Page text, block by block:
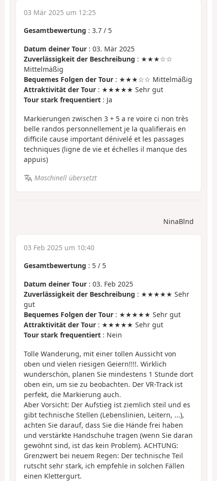
03 Mär 2025 um 12:25
Gesamtbewertung : 3.7 / 5
Datum deiner Tour : 03. Mär 2025
Zuverlässigkeit der Beschreibung : ★★★☆☆
Mittelmäßig
Bequemes Folgen der Tour : ★★★☆☆ Mittelmäßig
Attraktivität der Tour : ★★★★★ Sehr gut
Tour stark frequentiert : Ja
Markierungen zwischen 3 + 5 a re voire ci non très
belle randos personnellement je la qualifierais en
difficile cause important dénivelé et les passages
techniques (ligne de vie et échelles il manque des
appuis)
Maschinell übersetzt
NinaBlnd
03 Feb 2025 um 10:40
Gesamtbewertung : 5 / 5
Datum deiner Tour : 03. Feb 2025
Zuverlässigkeit der Beschreibung : ★★★★★ Sehr
gut
Bequemes Folgen der Tour : ★★★★★ Sehr gut
Attraktivität der Tour : ★★★★★ Sehr gut
Tour stark frequentiert : Nein
Tolle Wanderung, mit einer tollen Aussicht von
oben und vielen riesigen Geiern!!!!. Wirklich
wunderschön, planen Sie mindestens 1 Stunde dort
oben ein, um sie zu beobachten. Der VR-Track ist
perfekt, die Markierung auch.
Aber Vorsicht: Der Aufstieg ist ziemlich steil und es
gibt technische Stellen (Lebenslinien, Leitern, ...),
achten Sie darauf, dass Sie die Hände frei haben
und verstärkte Handschuhe tragen (wenn Sie daran
gewöhnt sind, ist das kein Problem). ACHTUNG:
Grenzwert bei neuem Regen: Der technische Teil
rutscht sehr stark, ich empfehle in solchen Fällen
einen Klettergurt.